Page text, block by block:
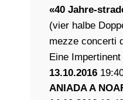
«40 Jahre-
(vier halbe
mezze concerti
Eine
13.10.2016
ANIADA A